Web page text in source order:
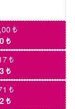
₺
₺
₺
₺
₺
₺